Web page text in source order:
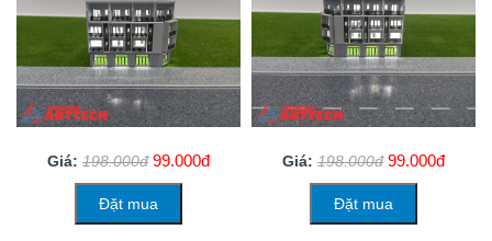
Giá: 198.000đ 99.000đ
Đặt mua
Giá: 198.000đ 99.000đ
Đặt mua